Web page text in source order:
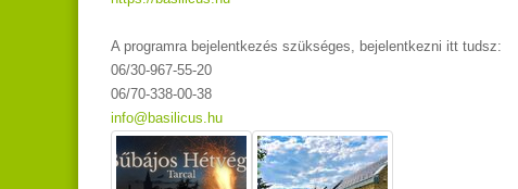
A programra bejelentkezés szükséges, bejelentkezni itt tudsz:
06/30-967-55-20
06/70-338-00-38
info@basilicus.hu